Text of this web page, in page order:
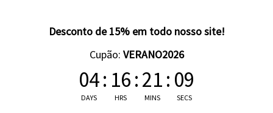
Desconto de 15% em todo nosso site!
Cupão: VERANO2026
04
DAYS
: 16
HRS
:21
MINS
: 08
SECS